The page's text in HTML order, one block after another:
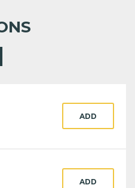
ADD
ADD